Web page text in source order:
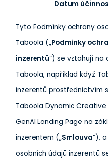
Datum
Tyto Podmínky ochrany
Taboola („Podmínky
inzerentů“) se vztahují na
Taboola, například když
inzerentů prostřednictvím
Taboola Dynamic
GenAI Landing Page na
inzerentem („Smlouva“),
osobních údajů inzerentů